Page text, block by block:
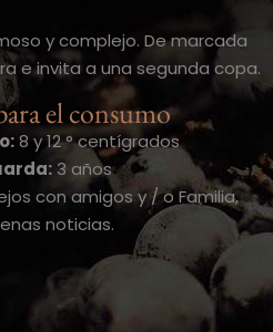
y complejo. De marcada
e invita a una segunda copa.
el consumo
8 y 12 ° centígrados
3 años
con amigos y / o Familia,
noticias.